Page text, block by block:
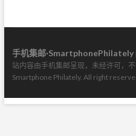
手机集邮·SmartphonePhilately
站内容由手机集邮呈现，未经许可，
Smartphone Philately. All right